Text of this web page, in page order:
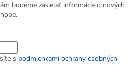
budeme zasielať informácie o nových
s podmienkami ochrany osobných